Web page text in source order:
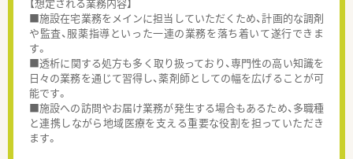
■施設在宅業務をメインに担当していただくため、計画的な調剤
や監査、服薬指導といった一連の業務を落ち着いて遂行できま
す。
■透析に関する処方も多く取り扱っており、専門性の高い知識を
日々の業務を通じて習得し、薬剤師としての幅を広げることが可
能です。
■施設への訪問やお届け業務が発生する場合もあるため、多職種
と連携しながら地域医療を支える重要な役割を担っていただき
ます。